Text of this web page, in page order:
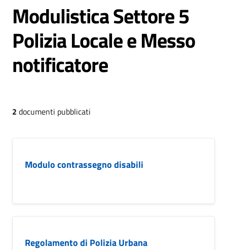
Modulistica Settore 5
Polizia Locale e Messo
notificatore
2 documenti pubblicati
Modulo contrassegno disabili
Regolamento di Polizia Urbana